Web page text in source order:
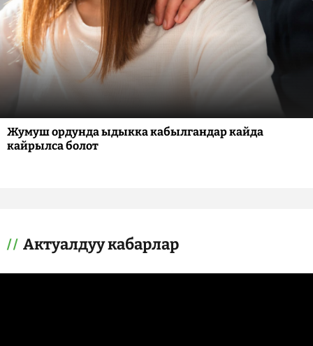
Жумуш ордунда ыдыкка кабылгандар кайда
кайрылса болот
Актуалдуу кабарлар